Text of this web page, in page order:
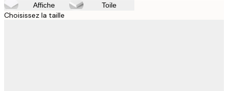
Affiche Toile
Choisissez la taille